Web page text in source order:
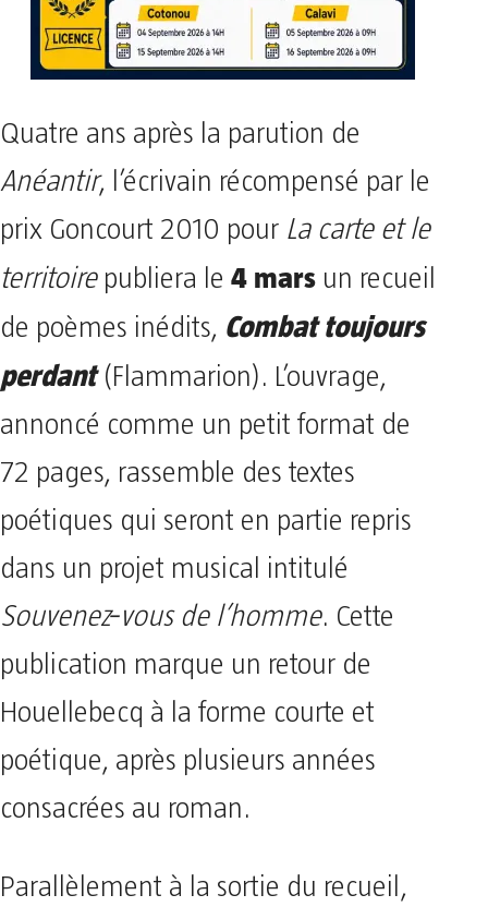
Quatre ans après la parution de
Anéantir, l’écrivain récompensé par le
prix Goncourt 2010 pour La carte et le
territoirepubliera le 4 mars un recueil
de poèmes inédits, Combat toujours
perdant(Flammarion). L’ouvrage,
annoncé comme un petit format de
72 pages, rassemble des textes
poétiques qui seront en partie repris
dans un projet musical intitulé
Souvenez‑vous de l’homme. Cette
publication marque un retour de
Houellebecq à la forme courte et
poétique, après plusieurs années
consacrées au roman.
Parallèlement à la sortie du recueil,